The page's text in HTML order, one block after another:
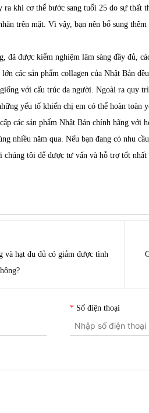
khi cơ thể bước sang tuổi 25 do sự thất
trên mặt. Vì vậy, bạn nên bổ sung
đã được kiểm nghiệm lâm sàng đầy đủ,
các sản phẩm collagen của Nhật Bản
với cấu trúc da người. Ngoài ra quy
yếu tố khiến chị em có thể hoàn toàn
các sản phẩm Nhật Bản chính hãng với
nhiều năm qua. Nếu bạn đang có nhu
chúng tôi để được tư vấn và hỗ trợ tốt nhất
và hạt đu đủ có giảm được tình
Số điện thoại